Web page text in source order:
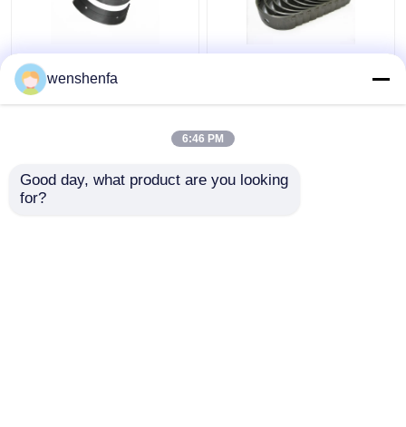
वोक्सवैगन Con Rod डीजल
इंजन के लिए CWA CCZ
एल्यूमीनियम डीजल इंजन मुख्य
wenshenfa
6:46 PM
Good day, what product are you looking
for?